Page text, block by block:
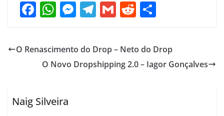
F
e
b
o
W
s
A
p
M
ss
e
n
T
e
gr
a
G
ai
l
R
d
di
t
ar
e
O Renascimento do Drop – Neto do Drop
O Novo Dropshipping 2.0 – Iagor Gonçalves
Naig Silveira